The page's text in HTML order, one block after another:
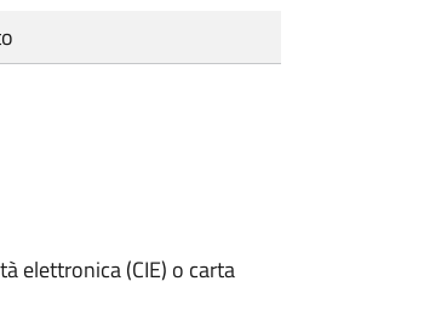
elettronica (CIE) o carta